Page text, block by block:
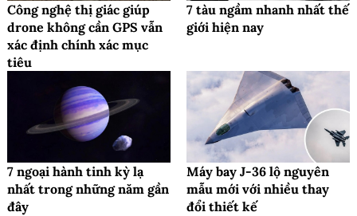
Công nghệ thị giác giúp
drone không cần GPS vẫn
xác định chính xác mục
tiêu
7 tàu ngầm nhanh nhất thế
giới hiện nay
7 ngoại hành tinh kỳ lạ
nhất trong những năm gần
đây
Máy bay J-36 lộ nguyên
mẫu mới với nhiều thay
đổi thiết kế